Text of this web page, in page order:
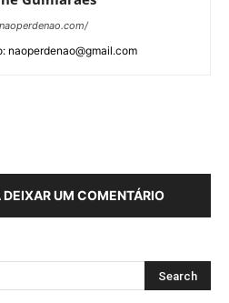
naoperdenao@gmail.com
UM COMENTÁRIO